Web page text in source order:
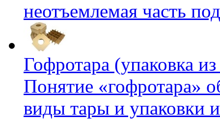
неотъемлемая часть
Гофротара (упаковка
Понятие «гофротара»
виды тары и упаковки